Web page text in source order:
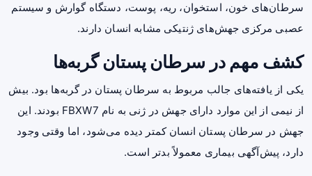
سرطان‌های خون، استخوان، ریه، پوست، دستگاه گوارش و سیستم
عصبی مرکزی جهش‌های ژنتیکی مشابه انسان دارند.
کشف مهم در سرطان پستان گربه‌ها
یکی از یافته‌های جالب مربوط به سرطان پستان در گربه‌ها بود. بیش
از نیمی از این موارد دارای جهش در ژنی به نام FBXW7 بودند. این
جهش در سرطان پستان انسان کمتر دیده می‌شود، اما وقتی وجود
دارد، پیش‌آگهی بیماری معمولاً بدتر است.